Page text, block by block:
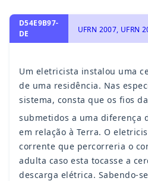
D54E9B97-
DE
Um eletricista instalou uma
de uma residência. Nas
sistema, consta que os fios
submetidos a uma diferença
em relação à Terra. O
corrente que percorreria o
adulta caso esta tocasse a
descarga elétrica. Sabendo-